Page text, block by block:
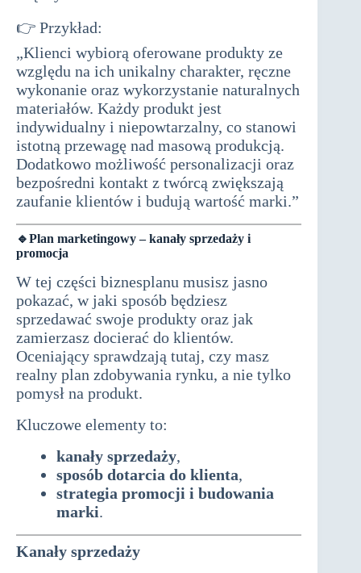
👉 Przykład:
„Klienci wybiorą oferowane produkty ze
względu na ich unikalny charakter, ręczne
wykonanie oraz wykorzystanie naturalnych
materiałów. Każdy produkt jest
indywidualny i niepowtarzalny, co stanowi
istotną przewagę nad masową produkcją.
Dodatkowo możliwość personalizacji oraz
bezpośredni kontakt z twórcą zwiększają
zaufanie klientów i budują wartość marki.”
🔹Plan marketingowy – kanały sprzedaży i
promocja
W tej części biznesplanu musisz jasno
pokazać, w jaki sposób będziesz
sprzedawać swoje produkty oraz jak
zamierzasz docierać do klientów.
Oceniający sprawdzają tutaj, czy masz
realny plan zdobywania rynku, a nie tylko
pomysł na produkt.
Kluczowe elementy to:
kanały sprzedaży,
sposób dotarcia do klienta,
strategia promocji i budowania
marki.
Kanały sprzedaży